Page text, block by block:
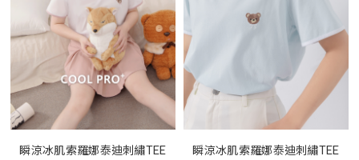
瞬涼冰肌索羅娜泰迪刺繡TEE
瞬涼冰肌索羅娜泰迪刺繡TEE